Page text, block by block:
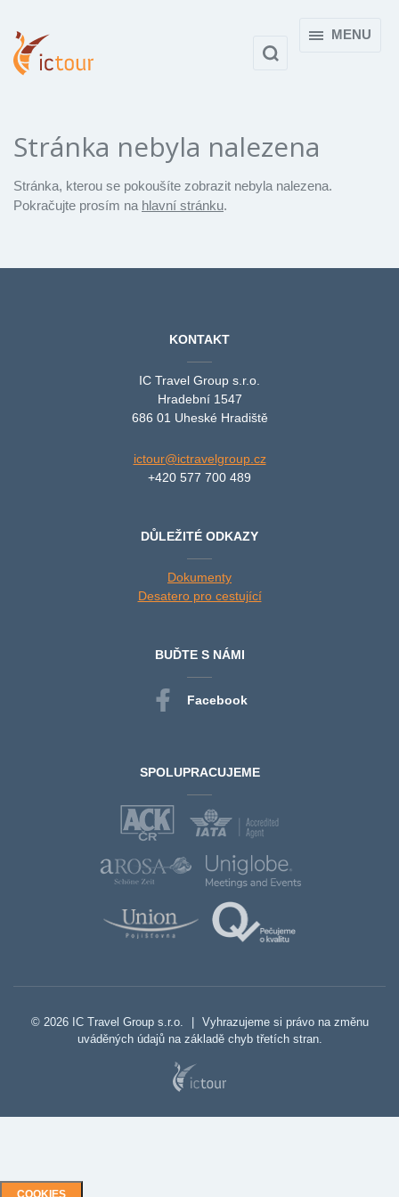
COOKIES
MENU
Stránka nebyla nalezena
Stránka, kterou se pokoušíte zobrazit nebyla nalezena.
Pokračujte prosím na hlavní stránku.
KONTAKT
IC Travel Group s.r.o.
Hradební 1547
686 01 Uheské Hradiště
ictour@ictravelgroup.cz
+420 577 700 489
DŮLEŽITÉ ODKAZY
Dokumenty
Desatero pro cestující
BUĎTE S NÁMI
Facebook
SPOLUPRACUJEME
© 2026 IC Travel Group s.r.o.
Vyhrazujeme si právo na změnu
uváděných údajů na základě chyb třetích stran.